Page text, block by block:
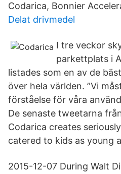
Codarica, Bonnier
Delat drivmedel
I tre veckor
parkettplats i
listades som en av de
över hela världen. ”Vi
förståelse för våra
De senaste tweetarna
Codarica creates
catered to kids as young
2015-12-07 During Walt